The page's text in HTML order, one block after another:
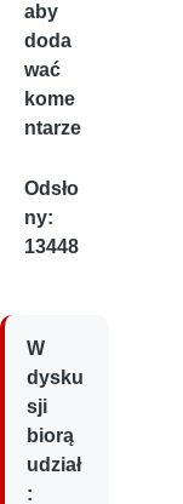
aby
doda
wać
kome
ntarze
Odsło
ny:
13448
W
dysku
sji
biorą
udział
: